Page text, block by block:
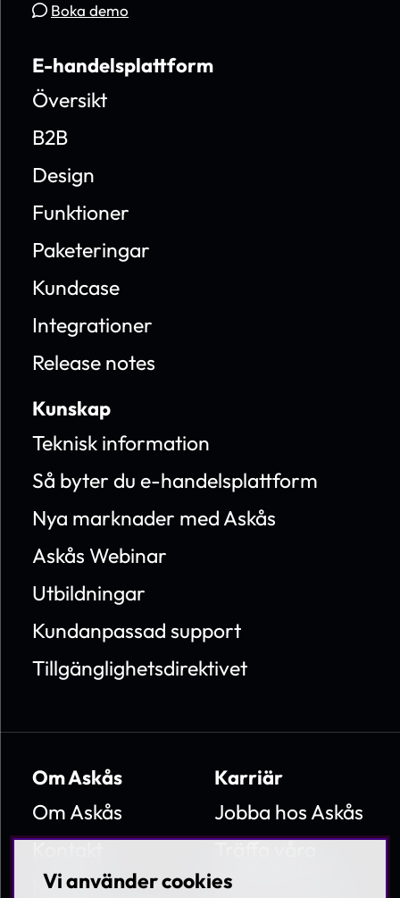
Boka demo
E-handelsplattform
Översikt
B2B
Design
Funktioner
Paketeringar
Kundcase
Integrationer
Release notes
Kunskap
Teknisk information
Så byter du e-handelsplattform
Nya marknader med Askås
Askås Webinar
Utbildningar
Kundanpassad support
Tillgänglighetsdirektivet
Om Askås
Om Askås
Nyheter
Karriär
Jobba hos Askås
medarbetare
Vi använder cookies